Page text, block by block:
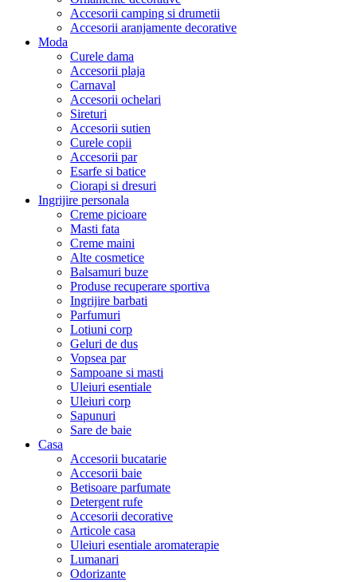
Accesorii camping si drumetii
Accesorii aranjamente decorative
Moda
Curele dama
Accesorii plaja
Carnaval
Accesorii ochelari
Sireturi
Accesorii sutien
Curele copii
Accesorii par
Esarfe si batice
Ciorapi si dresuri
Ingrijire personala
Creme picioare
Masti fata
Creme maini
Alte cosmetice
Balsamuri buze
Produse recuperare sportiva
Ingrijire barbati
Parfumuri
Lotiuni corp
Geluri de dus
Vopsea par
Sampoane si masti
Uleiuri esentiale
Uleiuri corp
Sapunuri
Sare de baie
Casa
Accesorii bucatarie
Accesorii baie
Betisoare parfumate
Detergent rufe
Accesorii decorative
Articole casa
Uleiuri esentiale aromaterapie
Lumanari
Odorizante